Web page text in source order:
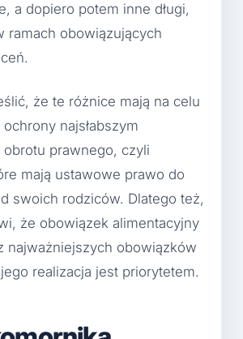
a dopiero potem inne długi,
ramach obowiązujących
że te różnice mają na celu
najsłabszym
prawnego, czyli
mają ustawowe prawo do
swoich rodziców. Dlatego też,
że obowiązek alimentacyjny
najważniejszych obowiązków
realizacja jest priorytetem.